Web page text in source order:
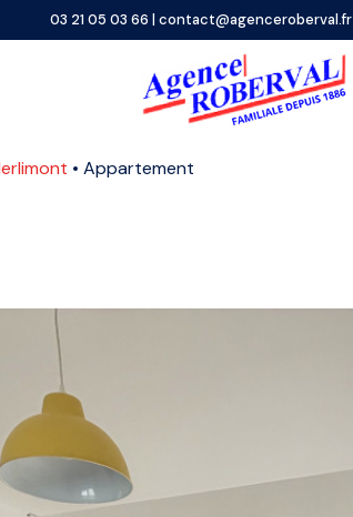
03 21 05 03 66 | contact@agenceroberval.fr
Merlimont Appartement